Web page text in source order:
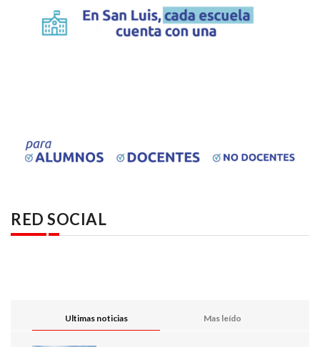
RED SOCIAL
Ultimas noticias Mas leído